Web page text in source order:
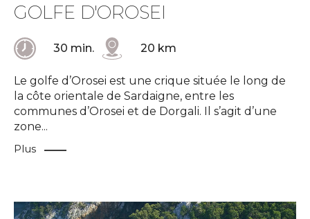
GOLFE D'OROSEI
30 min. 20 km
Le golfe d’Orosei est une crique située le long de
la côte orientale de Sardaigne, entre les
communes d’Orosei et de Dorgali. Il s’agit d’une
zone...
Plus